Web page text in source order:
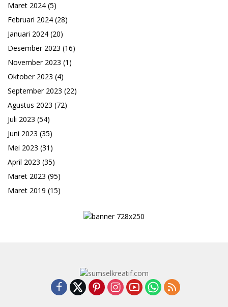
Maret 2024 (5)
Februari 2024 (28)
Januari 2024 (20)
Desember 2023 (16)
November 2023 (1)
Oktober 2023 (4)
September 2023 (22)
Agustus 2023 (72)
Juli 2023 (54)
Juni 2023 (35)
Mei 2023 (31)
April 2023 (35)
Maret 2023 (95)
Maret 2019 (15)